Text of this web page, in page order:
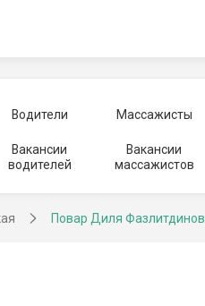
Водители Массажисты
Вакансии
водителей
Вакансии
массажистов
Повар Диля